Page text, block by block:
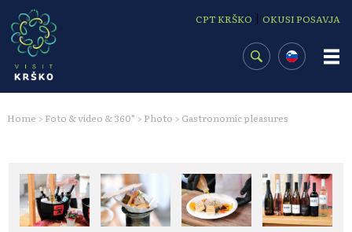
Osrednja vsebina
CPT KRŠKO | OKUSI POSAVJA
Home > Foto & video & 360° > Photo > Gastronomic pleasures